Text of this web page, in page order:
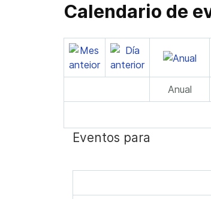
Calendario de
Anual
Eventos para